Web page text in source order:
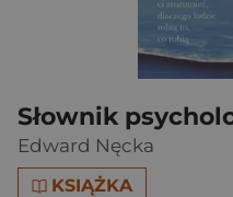
Słownik
Edward Nęcka
KSIĄŻKA